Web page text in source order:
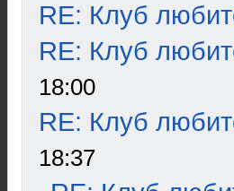
RE: Клуб
RE: Клуб
18:00
RE: Клуб
18:37